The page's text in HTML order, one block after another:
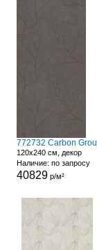
120x240 см, декор
Наличие: по запросу
40829р/м²